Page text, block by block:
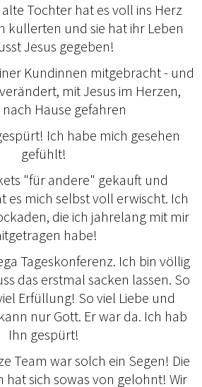
Tochter hat es voll ins Herz
kullerten und sie hat ihr Leben
Jesus gegeben!
Kundinnen mitgebracht - und
mit Jesus im Herzen,
Hause gefahren
Ich habe mich gesehen
gefühlt!
"für andere" gekauft und
es mich selbst voll erwischt. Ich
die ich jahrelang mit mir
habe!
Tageskonferenz. Ich bin völlig
das erstmal sacken lassen. So
Erfüllung! So viel Liebe und
nur Gott. Er war da. Ich hab
Ihn gespürt!
Team war solch ein Segen! Die
hat sich sowas von gelohnt! Wir